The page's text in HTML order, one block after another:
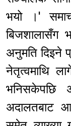
भयो ।'
बिजशालासँग
अनुमति दिइने
नेतृत्वमाथि
भनिसकेपछि
अदालतबाट